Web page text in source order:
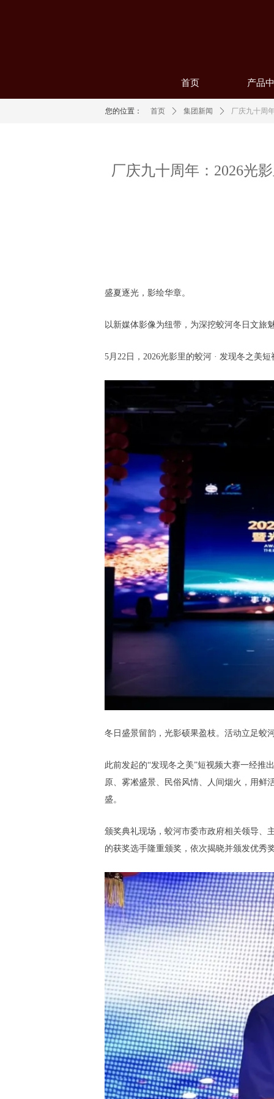
首页 产品
盛夏逐光，影绘华章。
以新媒体影像为纽带，为深挖蛟河冬日文旅
5月22日，2026光影里的蛟河 · 发现冬之美
冬日盛景留韵，光影硕果盈枝。活动立足蛟
此前发起的“发现冬之美”短视频大赛一经推
原、雾凇盛景、民俗风情、人间烟火，用鲜
盛。
颁奖典礼现场，蛟河市委市政府相关领导、
的获奖选手隆重颁奖，依次揭晓并颁发优秀
首页 ꄲ 集团新闻 ꄲ 厂庆九十周
您的位置：
厂庆九十周年：2026光